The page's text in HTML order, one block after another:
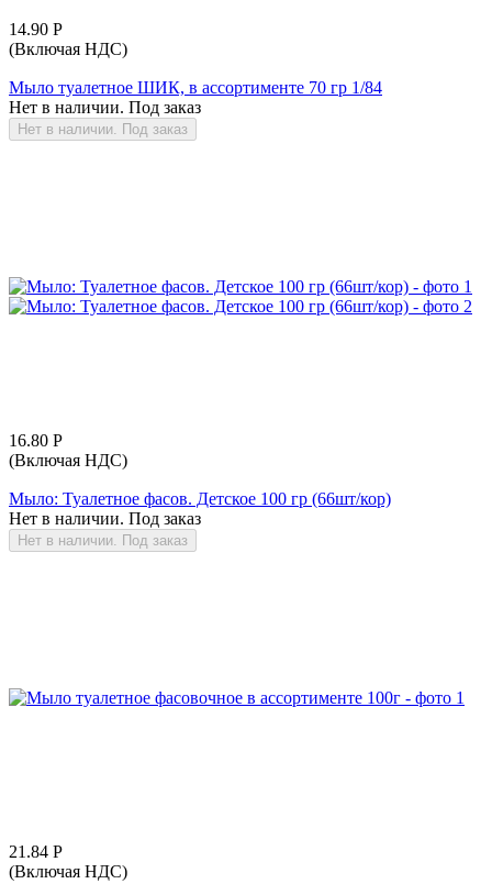
14.90 Р
(Включая НДС)
Мыло туалетное ШИК, в ассортименте 70 гр 1/84
Нет в наличии. Под заказ
Нет в наличии. Под заказ
16.80 Р
(Включая НДС)
Мыло: Туалетное фасов. Детское 100 гр (66шт/кор)
Нет в наличии. Под заказ
Нет в наличии. Под заказ
21.84 Р
(Включая НДС)